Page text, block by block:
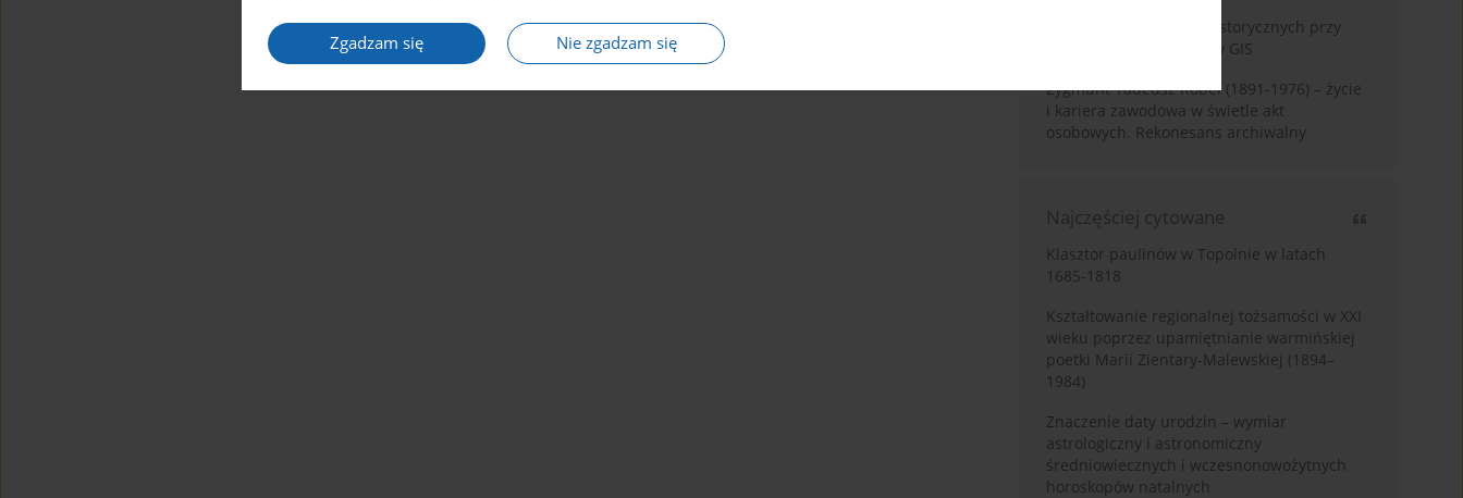
Zgadzam się Nie zgadzam się
Granica w badaniach historycznych przy
wykorzystaniu serwerów GIS
Zygmunt Tadeusz Robel (1891-1976) – życie
i kariera zawodowa w świetle akt
osobowych. Rekonesans archiwalny
Najczęściej cytowane
Klasztor paulinów w Topolnie w latach
1685-1818
Kształtowanie regionalnej tożsamości w XXI
wieku poprzez upamiętnianie warmińskiej
poetki Marii Zientary-Malewskiej (1894–
1984)
Znaczenie daty urodzin – wymiar
astrologiczny i astronomiczny
średniowiecznych i wczesnonowożytnych
horoskopów natalnych